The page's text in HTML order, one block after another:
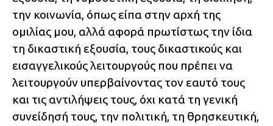
την κοινωνία, όπως είπα στην αρχή της
ομιλίας μου, αλλά αφορά πρωτίστως την ίδια
τη δικαστική εξουσία, τους δικαστικούς και
εισαγγελικούς λειτουργούς που πρέπει να
λειτουργούν υπερβαίνοντας τον εαυτό τους
και τις αντιλήψεις τους, όχι κατά τη γενική
συνείδησή τους, την πολιτική, τη θρησκευτική,